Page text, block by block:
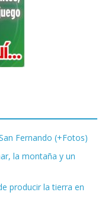
Fernando (+Fotos)
la montaña y un
producir la tierra en